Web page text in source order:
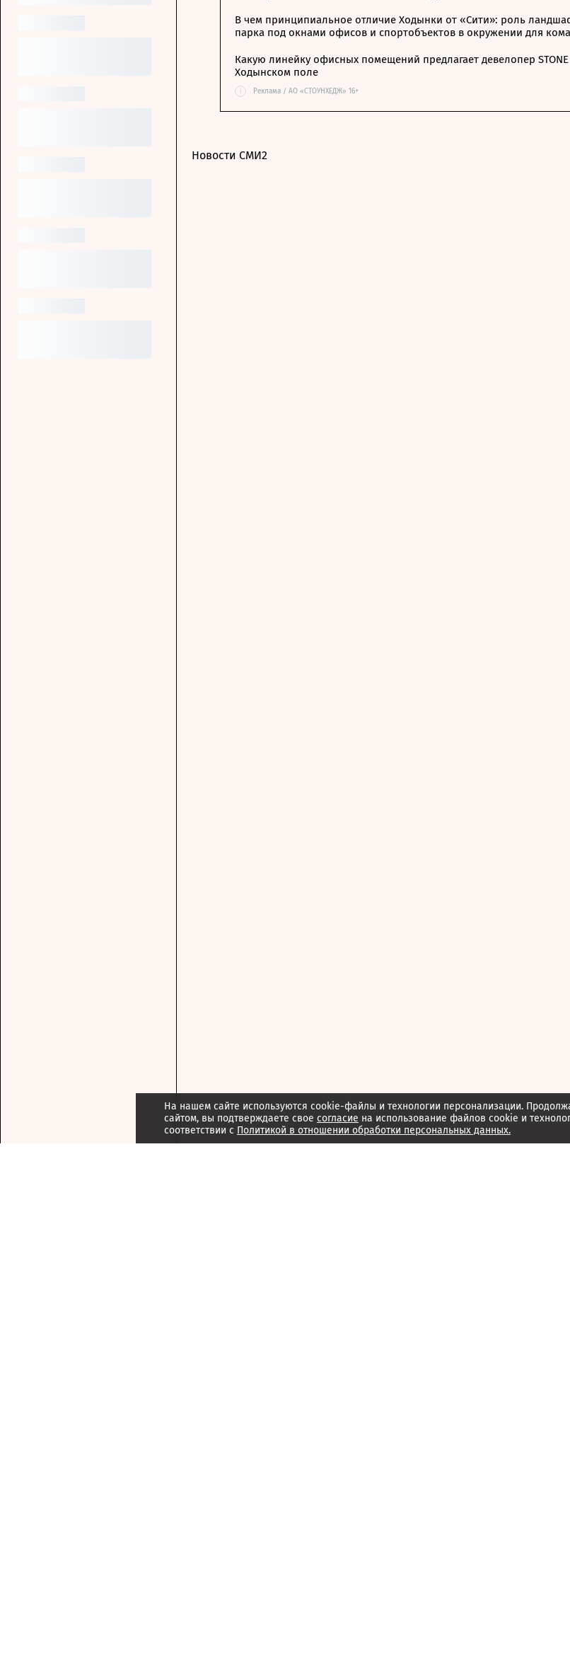
На нашем сайте используются cookie-файлы и технологии персонализации.
сайтом, вы подтверждаете свое согласие на использование файлов cookie и
соответствии с Политикой в отношении обработки персональных данных.
В чем принципиальное отличие Ходынки от «Сити»: роль
парка под окнами офисов и спортобъектов в окружении для
Какую линейку офисных помещений предлагает девелопер
Ходынском поле
i Реклама / АО «СТОУНХЕДЖ» 16+
Новости СМИ2